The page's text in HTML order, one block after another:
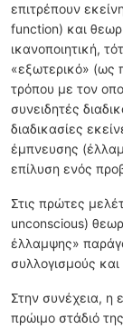
επιτρέπουν
function) και
ικανοποιητική,
«εξωτερικό» (ως
τρόπου με τον
συνειδητές
διαδικασίες
έμπνευσης
επίλυση ενός
Στις πρώτες
unconscious)
έλλαμψης»
συλλογισμούς
Στην συνέχεια, η
πρώιμο στάδιό